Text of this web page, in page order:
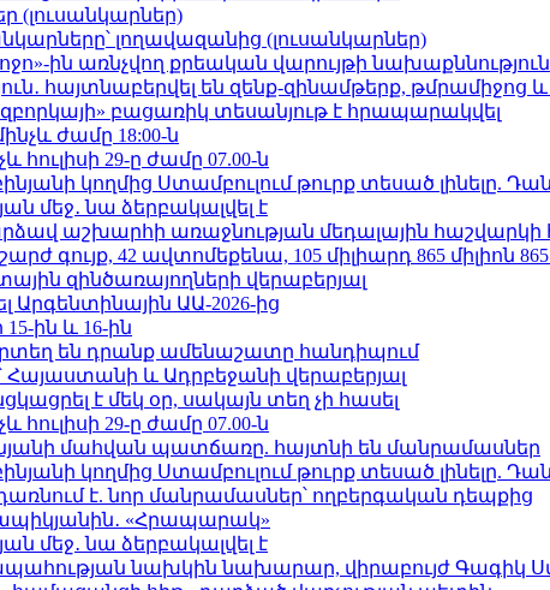
լողավազանից (լուսանկարներ)
ին առնչվող քրեական վարույթի
հայտնաբերվել են զենք-զինամթերք, թմրամիջոց
բացառիկ տեսանյութ է հրապարակվել
ժամը 18:00-ն
հուլիսի 29-ը ժամը 07.00-ն
կողմից Ստամբուլում թուրք տեսած լինելը.
մեջ․ նա ձերբակալվել է
աշխարհի առաջնության մեդալային հաշվարկի
գույք, 42 ավտոմեքենա, 105 միլիարդ 865 միլիոն
զինծառայողների վերաբերյալ
Արգենտինային ԱԱ-2026-ից
15-ին և 16-ին
են դրանք ամենաշատը հանդիպում
և Ադրբեջանի վերաբերյալ
է մեկ օր, սակայն տեղ չի հասել
հուլիսի 29-ը ժամը 07.00-ն
մահվան պատճառը. հայտնի են մանրամասներ
կողմից Ստամբուլում թուրք տեսած լինելը.
է. նոր մանրամասներ՝ ողբերգական դեպքից
«Հրապարակ»
մեջ․ նա ձերբակալվել է
նախկին նախարար, վիրաբույժ Գագիկ